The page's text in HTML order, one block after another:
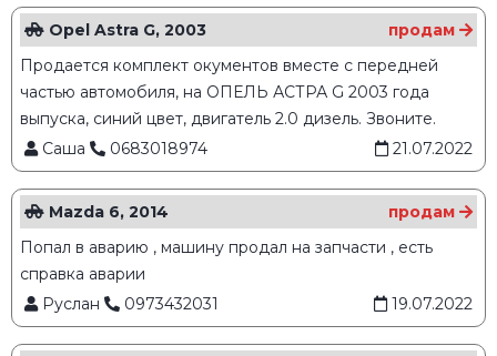
Opel Astra G, 2003
продам
Продается комплект окументов вместе с передней
частью автомобиля, на ОПЕЛЬ АСТРА G 2003 года
выпуска, синий цвет, двигатель 2.0 дизель. Звоните.
Саша
0683018974 21.07.2022
Mazda 6, 2014
продам
Попал в аварию , машину продал на запчасти , есть
справка аварии
Руслан
0973432031 19.07.2022